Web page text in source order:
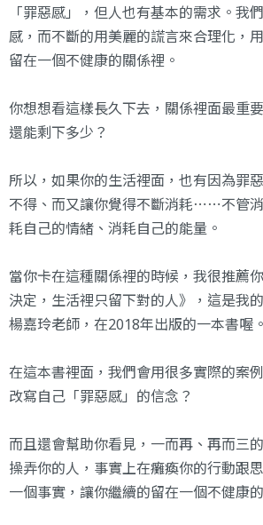
「罪惡感」，但人也有基本的需求。我
感，而不斷的用美麗的謊言來合理化，
留在一個不健康的關係裡。
你想想看這樣長久下去，關係裡面最重
還能剩下多少？
所以，如果你的生活裡面，也有因為罪
不得、而又讓你覺得不斷消耗⋯⋯不管
耗自己的情緒、消耗自己的能量。
當你卡在這種關係裡的時候，我很推薦
決定，生活裡只留下對的人》，這是我
楊嘉玲老師，在2018年出版的一本書喔。
在這本書裡面，我們會用很多實際的案
改寫自己「罪惡感」的信念？
而且還會幫助你看見，一而再、再而三
操弄你的人，事實上在癱瘓你的行動跟
一個事實，讓你繼續的留在一個不健康